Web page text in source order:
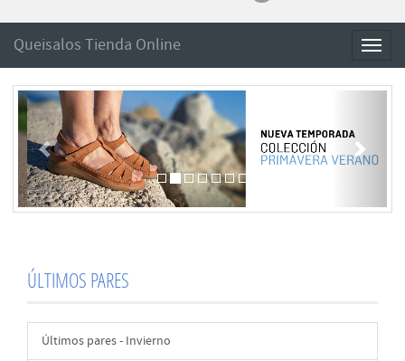
Queisalos Tienda Online
Anterior
ÚLTIMOS PARES
Últimos pares - Invierno